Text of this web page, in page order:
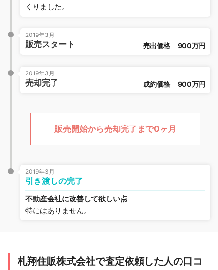
くりました。
2019年3月
販売スタート 売出価格 900万円
2019年3月
売却完了 成約価格 900万円
販売開始から売却完了まで0ヶ月
2019年3月
引き渡しの完了
不動産会社に改善して欲しい点
特にはありません。
札翔住販株式会社で査定依頼した人の口コ